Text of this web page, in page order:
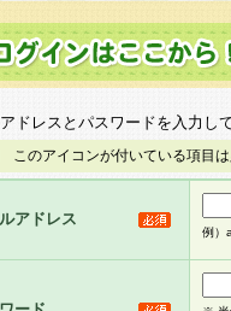
ドレスとパスワードを入力し
このアイコンが付いている項目
アドレス
例）